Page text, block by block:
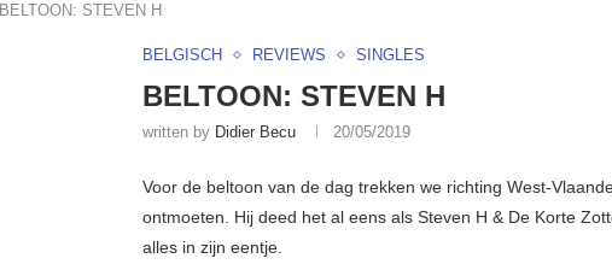
BELTOON: STEVEN H
BELGISCH REVIEWS SINGLES
BELTOON: STEVEN H
written by Didier Becu 20/05/2019
Voor de beltoon van de dag trekken we richting West-
ontmoeten. Hij deed het al eens als Steven H & De Korte
alles in zijn eentje.